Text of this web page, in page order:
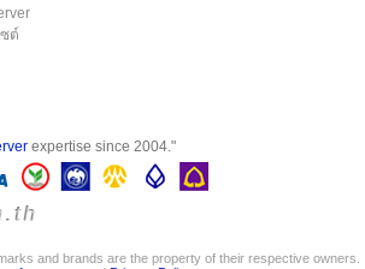
ต์
expertise since 2004."
and brands are the property of their respective owners.